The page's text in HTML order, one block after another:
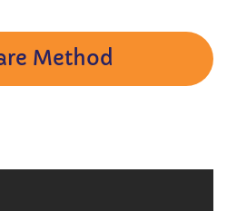
Method